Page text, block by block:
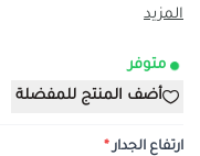
المزيد
متوفر
أضف المنتج للمفضلة
ارتفاع الجدار*